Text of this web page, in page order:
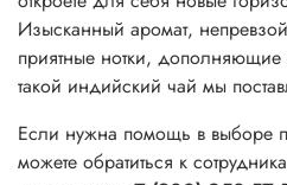
Изысканный аромат,
приятные нотки,
такой индийский чай мы
Если нужна помощь в выборе
можете обратиться к